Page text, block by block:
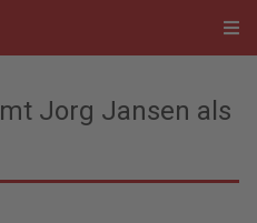
Jorg Jansen als